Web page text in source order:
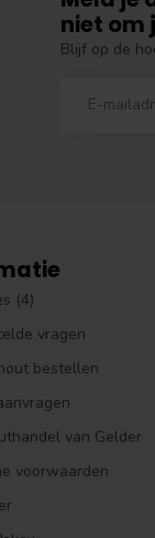
niet om
Blijf op de
(4)
vragen
bestellen
van Gelder
voorwaarden